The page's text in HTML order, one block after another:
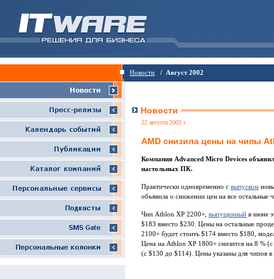
Новости / Август 2002
Новости
22 августа 2002 г
AMD cнизила цены на чипы
Компания Advanced Micro Devices
настольных ПК.
Практически одновременно с выпуском
объявила о снижении цен на все остальные
Чип Аthlon XP 2200+, выпущенный в июне
$183 вместо $230. Цены на остальные
2100+ будет стоить $174 вместо $180,
Цена на Athlon XP 1800+ снизится на 8 %
(c $130 до $114). Цены указаны для чипов